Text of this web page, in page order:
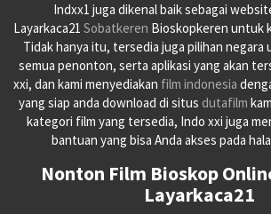
Indxx1 juga dikenal baik sebagai
Layarkaca21 Sobatkeren Bioskopkeren untuk
Tidak hanya itu, tersedia juga pilihan negara
semua penonton, serta aplikasi yang akan
xxi, dan kami menyediakan film indonesia
yang siap anda download di situs dutafilm
kategori film yang tersedia, Indo xxi juga
bantuan yang bisa Anda akses pada
Nonton Film Bioskop
Layarkaca21